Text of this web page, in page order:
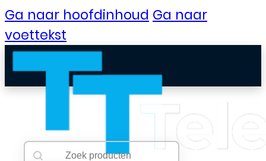
Ga naar hoofdinhoud Ga naar
voettekst
Searchbar
Search content